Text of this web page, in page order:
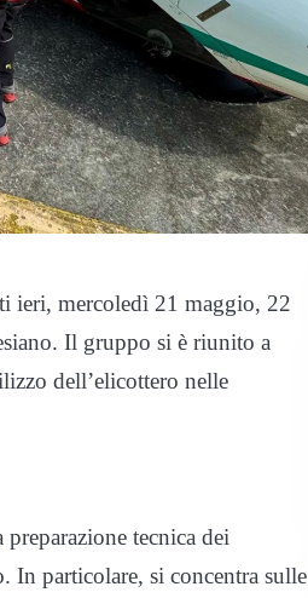
ieri, mercoledì 21 maggio, 22
Il gruppo si è riunito a
dell’elicottero nelle
preparazione tecnica dei
In particolare, si concentra sulle